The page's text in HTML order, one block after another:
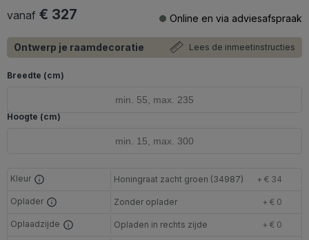
vanaf € 327 Online en via adviesafspraak
Ontwerp je raamdecoratie Lees de inmeetinstructies
Breedte (cm)
Hoogte (cm)
Kleur Honingraat zacht groen (34987) + € 34
Oplader Zonder oplader + € 0
Oplaadzijde Opladen in rechts zijde + € 0